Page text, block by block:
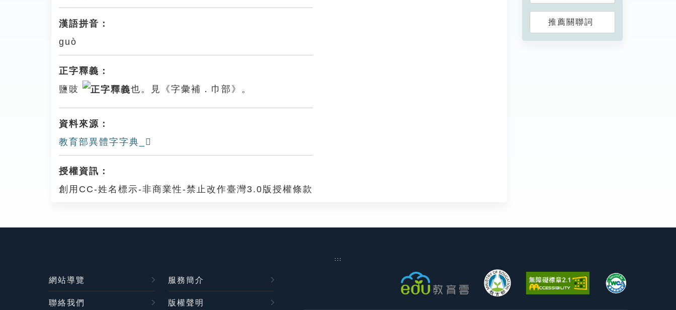
漢語拼音：
guò
正字釋義：
鹽豉
也。見《字彙補．巾部》。
資料來源：
教育部異體字字典_𢅗
授權資訊：
創用CC-姓名標示-非商業性-禁止改作臺灣3.0版授權條款
推薦關聯詞
:::
網站導覽 服務簡介
聯絡我們 版權聲明